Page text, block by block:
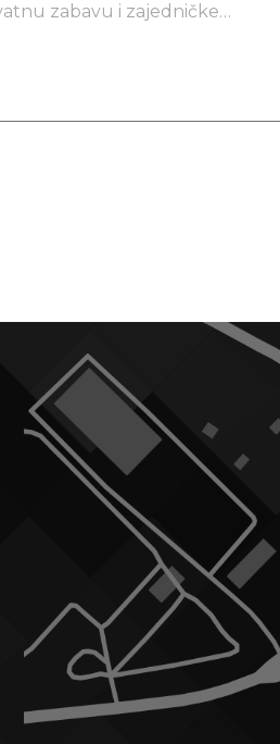
zabavu i zajedničke